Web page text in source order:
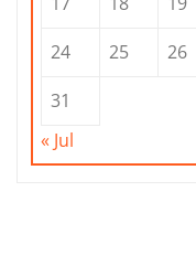
24
25 26
31
« Jul